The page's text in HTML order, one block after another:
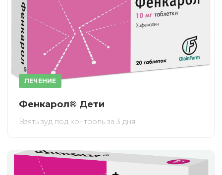
ЛЕЧЕНИЕ
Фенкарол® Дети
Взять зуд под контроль за 3 дня